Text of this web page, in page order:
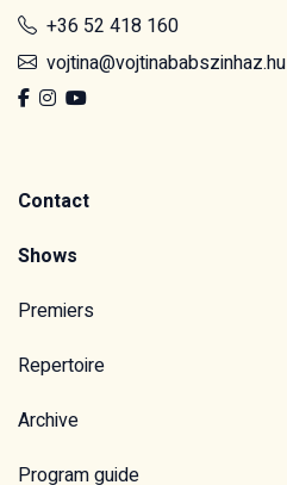
+36 52 418 160
vojtina@vojtinababszinhaz.hu
Contact
Shows
Premiers
Repertoire
Archive
Program guide